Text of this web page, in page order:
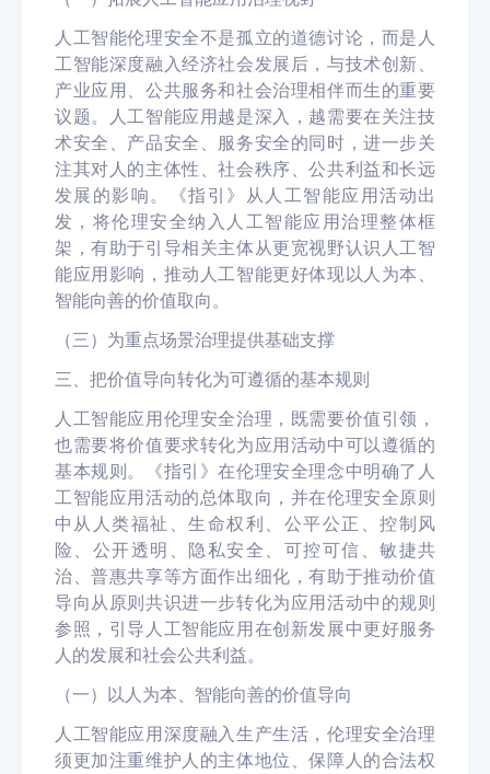
人工智能伦理安全不是孤立的道德讨论 ，而是人
工智能深度融入经济社会发展后，与技术创新、
产业应用、公共服务和社会治理相伴而生的重要
议题。人工智能应用越是深入，越需要在关注技
术安全、产品安全、服务安全的同时，进一步关
注其对人的主体性、社会秩序、公共利益和长远
发展的影响。《指引》从人工智能应用活动出
发，将伦理安全纳入人工智能应用治理整体框
架，有助于引导相关主体从更宽视野认识人工智
能应用影响，推动人工智能更好体现以人为本、
智能向善的价值取向。
（三） 为重点场景治理提供基础支撑
三、把价值导向转化为可遵循的基本规则
人工智能应用伦理安全治理，既需要价值引领，
也需要将价值要求转化为应用活动中可以遵循的
基本规则。《指引》在伦理安全理念中明确了人
工智能应用活动的总体取向，并在伦理安全原则
中从人类福祉、生命权利、公平公正、控制风
险、公开透明、隐私安全、可控可信、敏捷共
治、普惠共享等方面作出细化，有助于推动价值
导向从原则共识进一步转化为应用活动中的规则
参照，引导人工智能应用在创新发展中更好服务
人的发展和社会公共利益。
（一） 以人为本、智能向善的价值导向
人工智能应用深度融入生产生活，伦理安全治理
须更加注重维护人的主体地位、保障人的合法权